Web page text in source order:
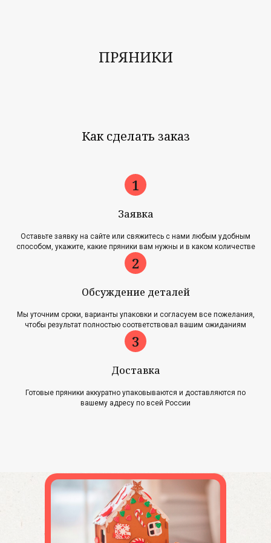
ПРЯНИКИ
Как сделать заказ
Заявка
Оставьте заявку на сайте или свяжитесь с нами любым удобным
способом, укажите, какие пряники вам нужны и в каком количестве
Обсуждение деталей
Мы уточним сроки, варианты упаковки и согласуем все пожелания,
чтобы результат полностью соответствовал вашим ожиданиям
Доставка
Готовые пряники аккуратно упаковываются и доставляются по
вашему адресу по всей России
Акции
Блог
Новости
Контакты
Главная
Наша история
+7 (961) 500-28-53
Контакты
г. Павловский Посад,
ул. Интернациональная, 34А